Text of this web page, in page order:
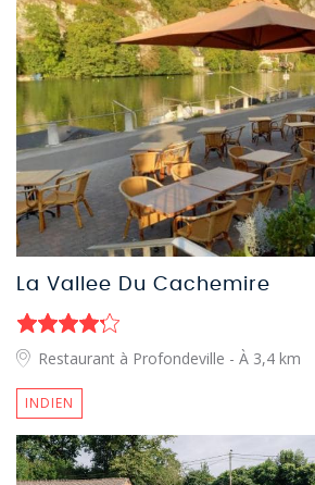
La Vallee Du Cachemire
Restaurant à Profondeville - À 3,4 km
INDIEN